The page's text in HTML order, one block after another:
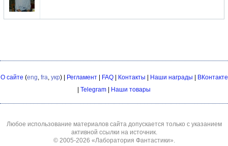
О сайте (eng, fra, укр) | Регламент| FAQ| Контакты Наши награды
ВКонтакте
Telegram Наши товары
Любое использование материалов сайта допускается только с указанием
активной ссылки на источник.
© 2005-2026 «Лаборатория Фантастики».